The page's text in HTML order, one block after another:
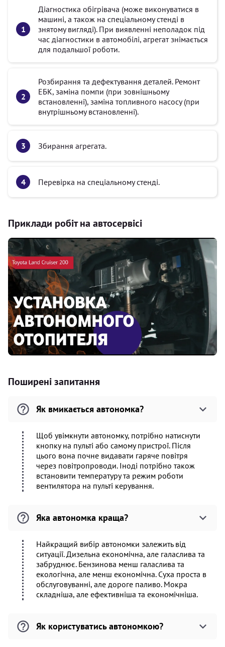
Діагностика обігрівача (може виконуватися в
машині, а також на спеціальному стенді в
знятому вигляді). При виявленні неполадок під
час діагностики в автомобілі, агрегат знімається
для подальшої роботи.
Розбирання та дефектування деталей. Ремонт
ЕБК, заміна помпи (при зовнішньому
встановленні), заміна топливного насосу (при
внутрішньому встановленні).
Збирання агрегата.
Перевірка на спеціальному стенді.
Приклади робіт на автосервісі
Поширені запитання
Як вмикається автономка?
Щоб увімкнути автономку, потрібно натиснути
кнопку на пульті або самому пристрої. Після
цього вона почне видавати гаряче повітря
через повітропроводи. Іноді потрібно також
встановити температуру та режим роботи
вентилятора на пульті керування.
Яка автономка краща?
Найкращий вибір автономки залежить від
ситуації. Дизельна економічна, але галаслива та
забруднює. Бензинова менш галаслива та
екологічна, але менш економічна. Суха проста в
обслуговуванні, але дороге паливо. Мокра
складніша, але ефективніша та економічніша.
Як користуватись автономкою?